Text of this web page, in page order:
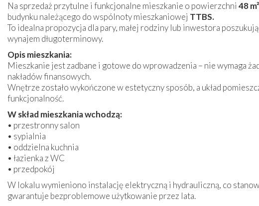
Na sprzedaż przytulne i funkcjonalne mieszkanie o powierzchni 48 m²
budynku należącego do wspólnoty mieszkaniowej TTBS.
To idealna propozycja dla pary, małej rodziny lub inwestora
wynajem długoterminowy.
Opis mieszkania:
Mieszkanie jest zadbane i gotowe do wprowadzenia – nie wymaga
nakładów finansowych.
Wnętrze zostało wykończone w estetyczny sposób, a układ
funkcjonalność.
W skład mieszkania wchodzą:
• przestronny salon
• sypialnia
• oddzielna kuchnia
• łazienka z WC
• przedpokój
W lokalu wymieniono instalację elektryczną i hydrauliczną, co
gwarantuje bezproblemowe użytkowanie przez lata.